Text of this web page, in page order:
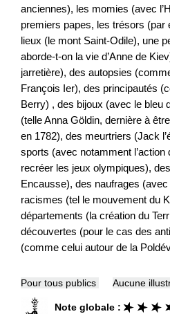
anciennes), les momies (avec
premiers papes, les trésors (par
lieux (le mont Saint-Odile), une
aborde-t-on la vie d’Anne de
jarretière), des autopsies
François Ier), des principautés
Berry) , des bijoux (avec le bleu
(telle Anna Göldin, dernière à
en 1782), des meurtriers (Jack
sports (avec notamment l’action
recréer les jeux olympiques),
Encausse), des naufrages
racismes (tel le mouvement du
départements (la création du
découvertes (pour le cas des
(comme celui autour de la
Pour tous publics Aucune
Note globale :